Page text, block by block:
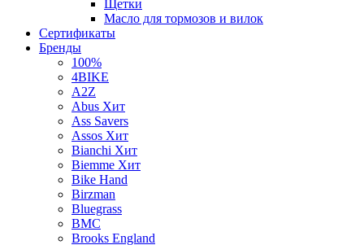
Щетки
Масло для тормозов и вилок
Сертификаты
Бренды
100%
4BIKE
A2Z
Abus Хит
Ass Savers
Assos Хит
Bianchi Хит
Biemme Хит
Bike Hand
Birzman
Bluegrass
BMC
Brooks England